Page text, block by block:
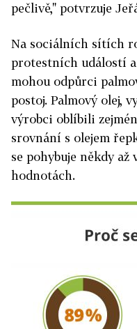
pečlivě," potvrzuje
Na sociálních sítích
protestních událostí
mohou odpůrci
postoj. Palmový olej,
výrobci oblíbili
srovnání s olejem
se pohybuje někdy
hodnotách.